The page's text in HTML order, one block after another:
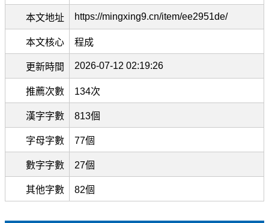
本文地址 https://mingxing9.cn/item/ee2951de/
本文核心 程成
更新時間 2026-07-12 02:19:26
推薦次數 134次
漢字字數 813個
字母字數 77個
數字字數 27個
其他字數 82個